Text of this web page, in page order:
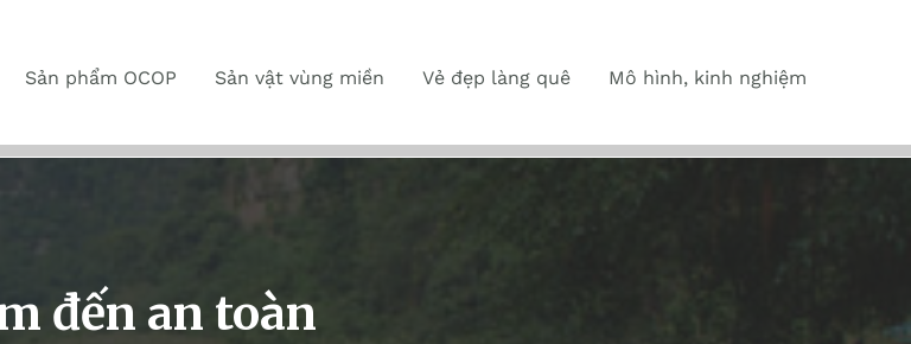
Sản phẩm OCOP Sản vật vùng miền Vẻ đẹp làng quê Mô hình, kinh nghiệm
đến an toàn